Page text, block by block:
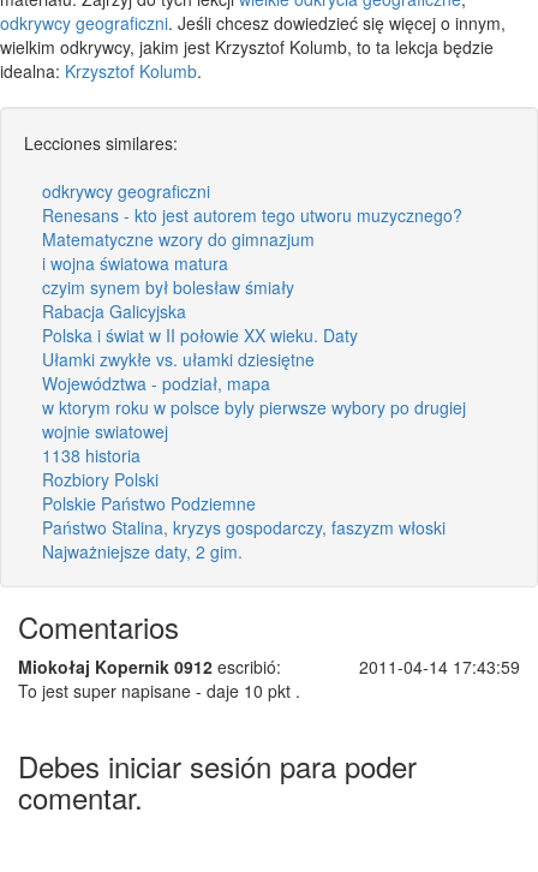
odkrywcy geograficzni. Jeśli chcesz dowiedzieć się więcej o innym,
wielkim odkrywcy, jakim jest Krzysztof Kolumb, to ta lekcja będzie
idealna: Krzysztof Kolumb.
Lecciones similares:
odkrywcy geograficzni
Renesans - kto jest autorem tego utworu muzycznego?
Matematyczne wzory do gimnazjum
i wojna światowa matura
czyim synem był bolesław śmiały
Rabacja Galicyjska
Polska i świat w II połowie XX wieku. Daty
Ułamki zwykłe vs. ułamki dziesiętne
Województwa - podział, mapa
w ktorym roku w polsce byly pierwsze wybory po drugiej
wojnie swiatowej
1138 historia
Rozbiory Polski
Polskie Państwo Podziemne
Państwo Stalina, kryzys gospodarczy, faszyzm włoski
Najważniejsze daty, 2 gim.
Comentarios
Miokołaj Kopernik 0912 escribió:
2011-04-14 17:43:59
To jest super napisane - daje 10 pkt .
Debes iniciar sesión para poder
comentar.